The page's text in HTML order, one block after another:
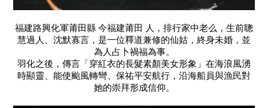
福建路興化軍莆田縣 今福建莆田 人，排行家中老么，生前聰
慧過人、沈默寡言，是一位釋道兼修的仙姑，終身未婚，並
為人占卜禍福為事。
羽化之後，傳言「穿紅衣的長髮素顏美女形象」在海浪風湧
時顯靈、能使颱風轉彎、保祐平安航行，沿海船員與漁民對
她的崇拜形成信仰。